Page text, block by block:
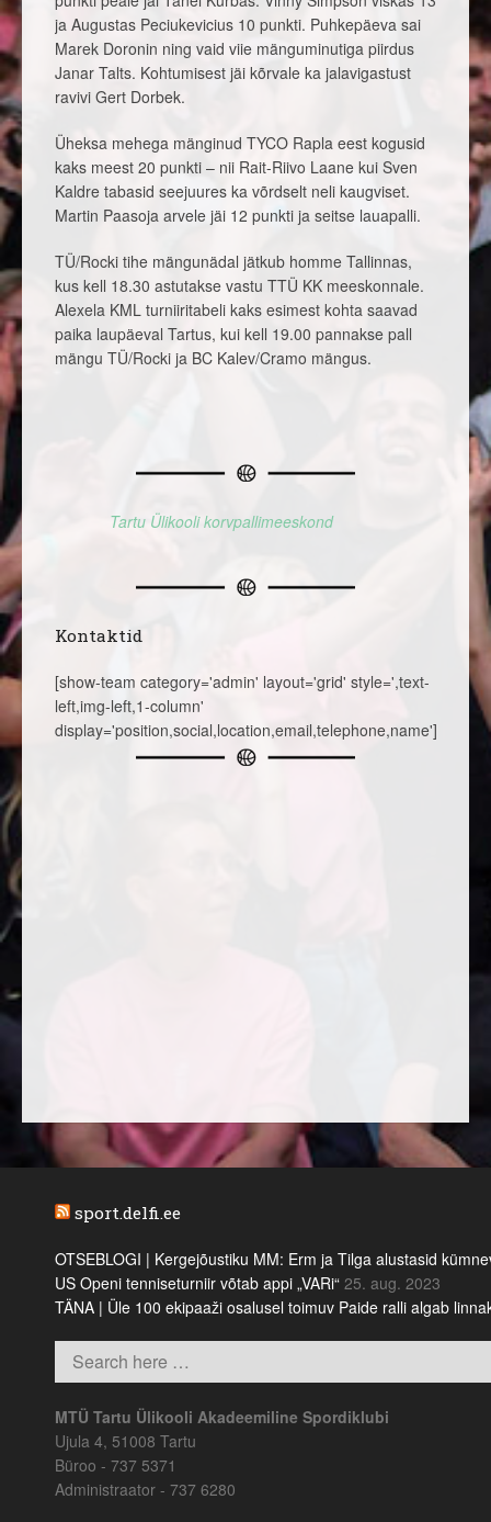
ja Augustas Peciukevicius 10 punkti. Puhkepäeva sai
Marek Doronin ning vaid viie mänguminutiga piirdus
Janar Talts. Kohtumisest jäi kõrvale ka jalavigastust
ravivi Gert Dorbek.
Üheksa mehega mänginud TYCO Rapla eest kogusid
kaks meest 20 punkti – nii Rait-Riivo Laane kui Sven
Kaldre tabasid seejuures ka võrdselt neli kaugviset.
Martin Paasoja arvele jäi 12 punkti ja seitse lauapalli.
TÜ/Rocki tihe mängunädal jätkub homme Tallinnas,
kus kell 18.30 astutakse vastu TTÜ KK meeskonnale.
Alexela KML turniiritabeli kaks esimest kohta saavad
paika laupäeval Tartus, kui kell 19.00 pannakse pall
mängu TÜ/Rocki ja BC Kalev/Cramo mängus.
Tartu Ülikooli korvpallimeeskond
Kontaktid
[show-team category='admin' layout='grid' style=',text-
left,img-left,1-column'
display='position,social,location,email,telephone,name']
sport.delfi.ee
OTSEBLOGI | Kergejõustiku MM: Erm ja Tilga alustasid
US Openi tenniseturniir võtab appi „VARi“ 25. aug. 2023
TÄNA | Üle 100 ekipaaži osalusel toimuv Paide ralli algab
MTÜ Tartu Ülikooli Akadeemiline Spordiklubi
Ujula 4, 51008 Tartu
Büroo - 737 5371
Administraator - 737 6280